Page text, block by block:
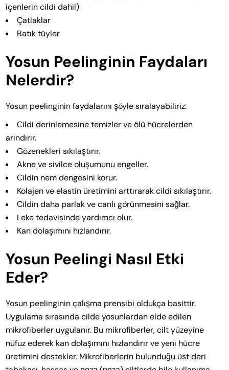
içenlerin cildi dahil)
Çatlaklar
Batık tüyler
Yosun Peelinginin Faydaları
Nelerdir?
Yosun peelinginin faydalarını şöyle sıralayabiliriz:
Cildi derinlemesine temizler ve ölü hücrelerden
arındırır.
Gözenekleri sıkılaştırır.
Akne ve sivilce oluşumunu engeller.
Cildin nem dengesini korur.
Kolajen ve elastin üretimini arttırarak cildi sıkılaştırır.
Cildin daha parlak ve canlı görünmesini sağlar.
Leke tedavisinde yardımcı olur.
Kan dolaşımını hızlandırır.
Yosun Peelingi Nasıl Etki
Eder?
Yosun peelinginin çalışma prensibi oldukça basittir.
Uygulama sırasında cilde yosunlardan elde edilen
mikrofiberler uygulanır. Bu mikrofiberler, cilt yüzeyine
nüfuz ederek kan dolaşımını hızlandırır ve yeni hücre
üretimini destekler. Mikrofiberlerin bulunduğu üst deri